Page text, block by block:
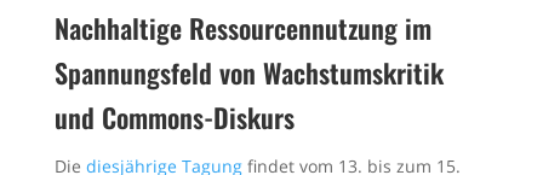
Nachhaltige Ressourcennutzung im
Spannungsfeld von Wachstumskritik
und Commons-Diskurs
Die diesjährige Tagungfindet vom 13. bis zum 15.